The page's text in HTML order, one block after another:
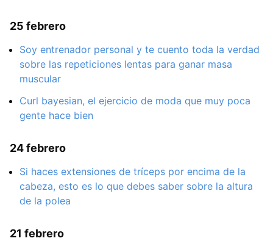
25 febrero
Soy entrenador personal y te cuento toda la verdad
sobre las repeticiones lentas para ganar masa
muscular
Curl bayesian, el ejercicio de moda que muy poca
gente hace bien
24 febrero
Si haces extensiones de tríceps por encima de la
cabeza, esto es lo que debes saber sobre la altura
de la polea
21 febrero